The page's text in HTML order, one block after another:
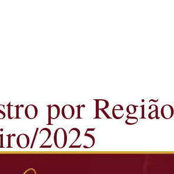
por Região
2025